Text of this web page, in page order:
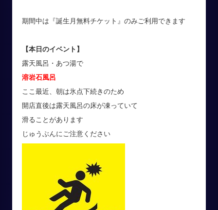
期間中は『誕生月無料チケット』のみご利用できます
【本日のイベント 】
露天風呂・あつ湯で
溶岩石風呂
ここ最近、朝は氷点下続きのため
開店直後は露天風呂の床が凍っていて
滑ることがあります
じゅうぶんにご注意ください